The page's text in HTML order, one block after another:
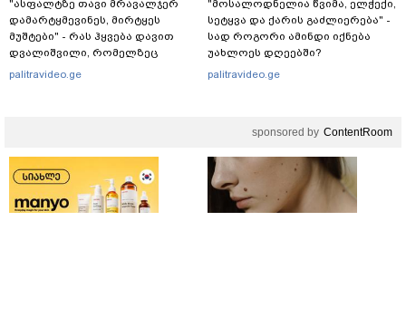
"ასფალტზე თავი მრავალჯერ
დამარტყმევინეს, მირტყეს
მუშტები" - რას ჰყვება დავით
დვალიშვილი, რომელზეც
არასრულწლოვანებმა
palitravideo.ge
"მოსალოდნელია წვიმა, ელჭექი,
სეტყვა და ქარის გაძლიერება" -
სად როგორი ამინდი იქნება
უახლოეს დღეებში?
palitravideo.ge
sponsored by ContentRoom